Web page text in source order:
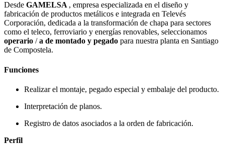
Desde GAMELSA , empresa especializada en el diseño y
fabricación de productos metálicos e integrada en Televés
Corporación, dedicada a la transformación de chapa para sectores
como el teleco, ferroviario y energías renovables, seleccionamos
operario /a de montado y pegado para nuestra planta en Santiago
de Compostela.
Funciones
Realizar el montaje, pegado especial y embalaje del producto.
Interpretación de planos.
Registro de datos asociados a la orden de fabricación.
Perfil